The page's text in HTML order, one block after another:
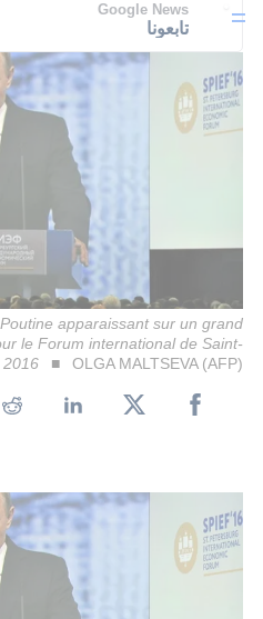
Google News
تابعونا
apparaissant sur un grand
le Forum international de Saint-
2016
OLGA MALTSEVA (AFP)